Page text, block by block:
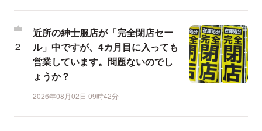
近所の紳士服店が「完全閉店セー
ル」中ですが、4カ月目に入っても
営業しています。問題ないのでし
ょうか？
2026年08月02日 09時42分